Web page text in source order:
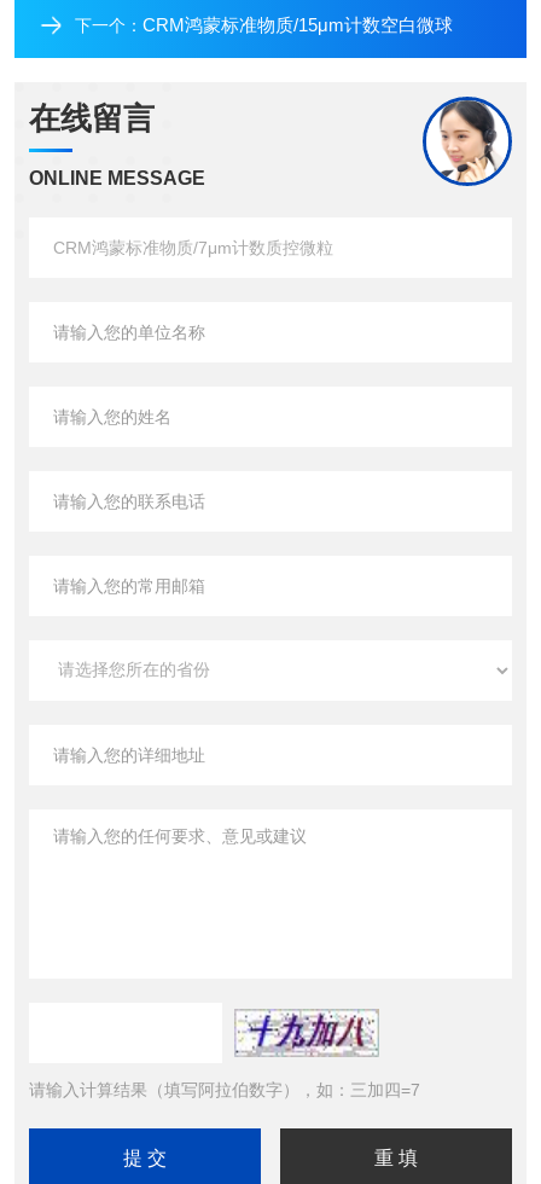
下一个： CRM鸿蒙标准物质/15μm计数空白微球
在线留言
ONLINE MESSAGE
请输入计算结果（填写阿拉伯数字），如：三加四=7